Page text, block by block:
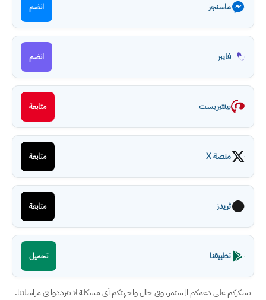
ماسنجر انضم
فايبر انضم
بينتيريست متابعة
منصة X متابعة
ثريدز متابعة
تطبيقنا تحميل
نشكركم على دعمكم المستمر، وفي حال واجهتكم أي مشكلة لا تترددوا في مراسلتنا.